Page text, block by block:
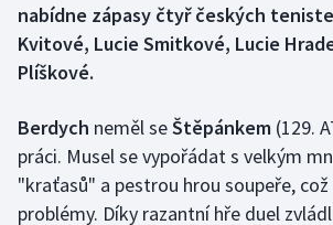
Golf
Gymnastika
Házená
Jezdectví
nabídne zápasy čtyř českých
Kvitové, Lucie Smitkové, Lucie
Plíškové.
Berdych neměl seŠtěpánkem (129.
práci. Musel se vypořádat s velkým
"kraťasů" a pestrou hrou soupeře,
problémy. Díky razantní hře duel